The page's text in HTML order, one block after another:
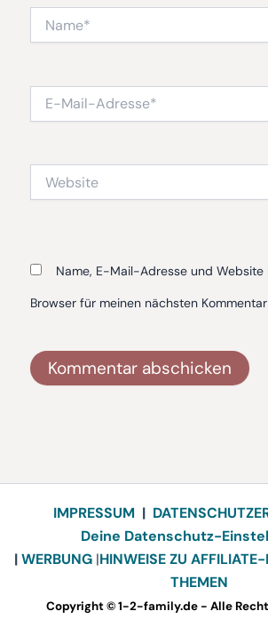
Mail-
Name, E-Mail-Adresse und Website
Browser für meinen nächsten
IMPRESSUM |
Deine Datenschutz-
|WERBUNG |HINWEISE ZU
THEMEN
Copyright © 1-2-family.de - Alle